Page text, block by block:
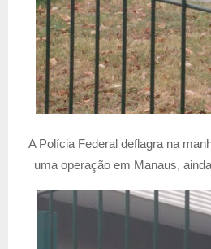
A Polícia Federal deflagra na
uma operação em Manaus,